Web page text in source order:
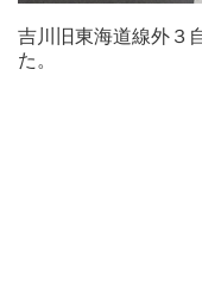
吉川旧東海道線外３
た。